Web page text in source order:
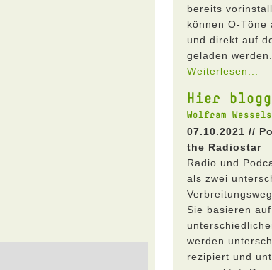
bereits
können O-Töne
und direkt auf
geladen werden.
Weiterlesen...
Hier
Wolfram Wessels
07.10.2021 //
the Radiostar
Radio und
als zwei
Sie basieren auf
werden
rezipiert und